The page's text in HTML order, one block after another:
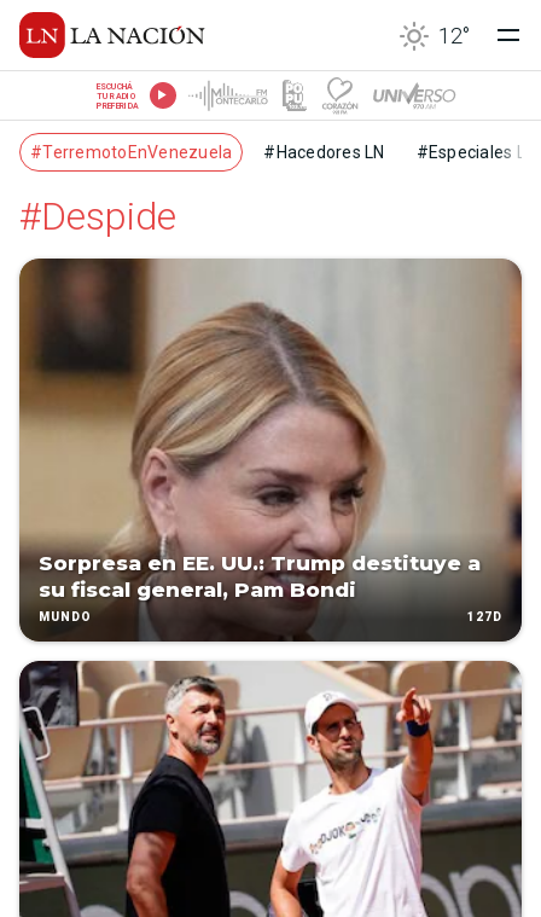
12°
ESCUCHÁ
TU RADIO
PREFERIDA
#TerremotoEnVenezuela #Hacedores LN #Especiales LN
#Despide
Sorpresa en EE. UU.: Trump destituye a
su fiscal general, Pam Bondi
MUNDO 127D